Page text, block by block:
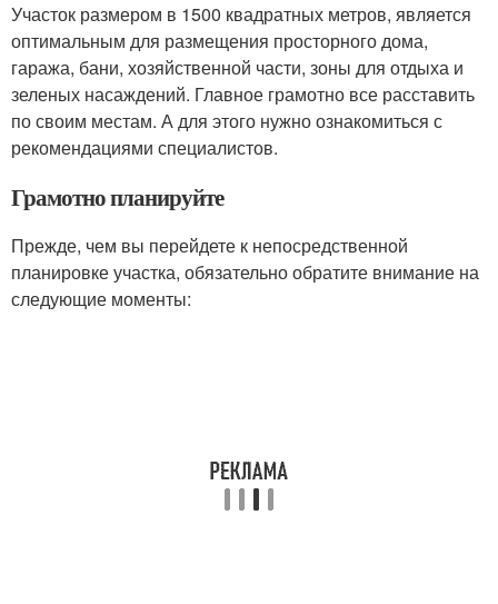
Участок размером в 1500 квадратных метров, является
оптимальным для размещения просторного дома,
гаража, бани, хозяйственной части, зоны для отдыха и
зеленых насаждений. Главное грамотно все расставить
по своим местам. А для этого нужно ознакомиться с
рекомендациями специалистов.
Грамотно планируйте
Прежде, чем вы перейдете к непосредственной
планировке участка, обязательно обратите внимание на
следующие моменты: